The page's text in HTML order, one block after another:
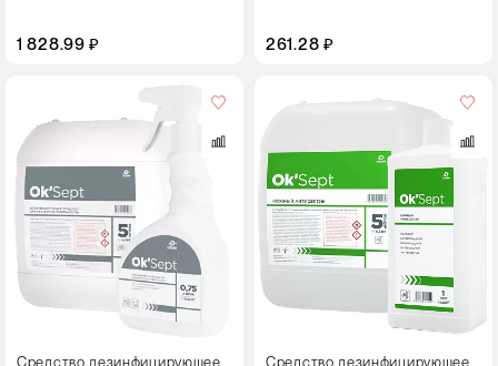
1 828.99 ₽ 261.28 ₽
Средство дезинфицирующее
Средство дезинфицирующее
0,5
1
5
Тип
упаковки
Флакон с дозатором